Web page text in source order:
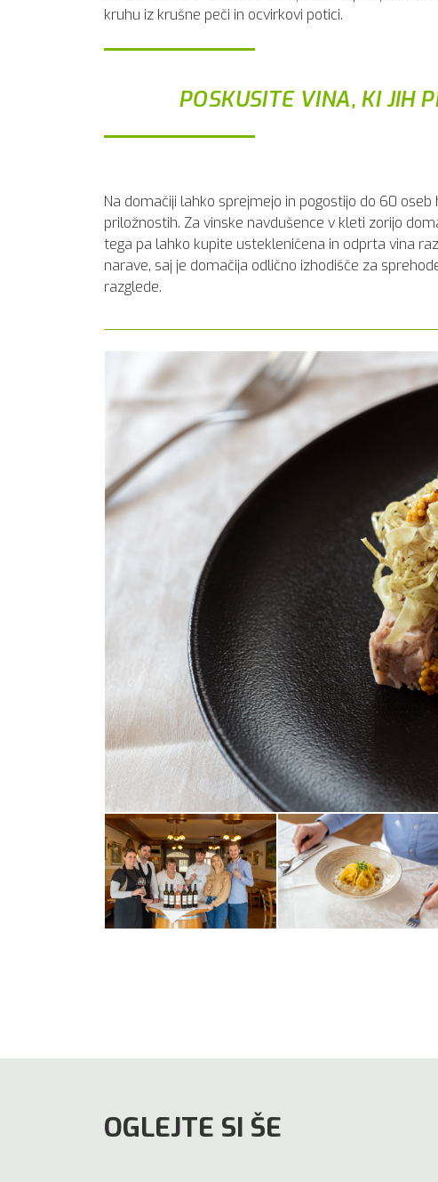
kruhu iz krušne peči in ocvirkovi potici.
POSKUSITE VINA, KI JIH
Na domačiji lahko sprejmejo in pogostijo do 60
priložnostih. Za vinske navdušence v kleti zorijo
tega pa lahko kupite ustekleničena in odprta vina
narave, saj je domačija odlično izhodišče za
razglede.
OGLEJTE SI ŠE